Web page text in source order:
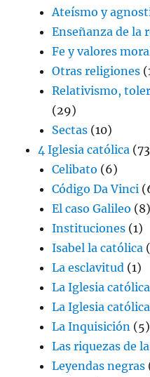
Ateísmo y
Enseñanza de la
Fe y valores
Otras religiones
Relativismo,
(29)
Sectas (10)
4 Iglesia católica
Celibato (6)
Código Da Vinci
El caso Galileo (8)
Instituciones (1)
Isabel la católica
La esclavitud (1)
La Iglesia
La Iglesia
La Inquisición (5)
Las riquezas de
Leyendas negras